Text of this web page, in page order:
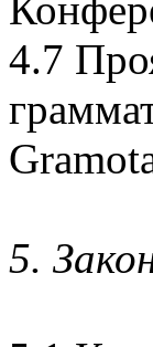
4.7
5.